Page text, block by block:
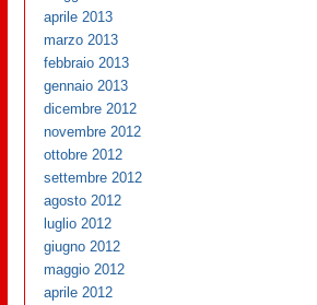
aprile 2013
marzo 2013
febbraio 2013
gennaio 2013
dicembre 2012
novembre 2012
ottobre 2012
settembre 2012
agosto 2012
luglio 2012
giugno 2012
maggio 2012
aprile 2012